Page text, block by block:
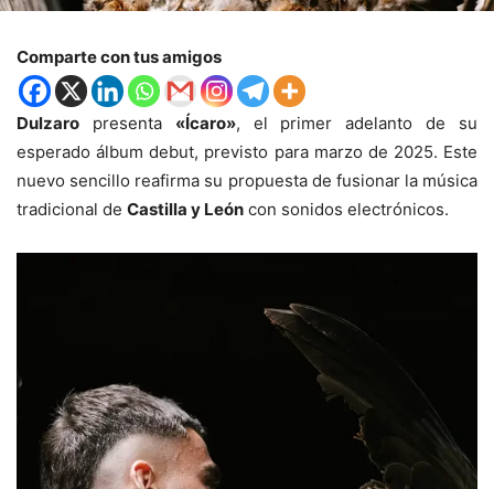
Comparte con tus amigos
Dulzaro presenta «Ícaro», el primer adelanto de su
esperado álbum debut, previsto para marzo de 2025. Este
nuevo sencillo reafirma su propuesta de fusionar la música
tradicional de Castilla y León con sonidos electrónicos.